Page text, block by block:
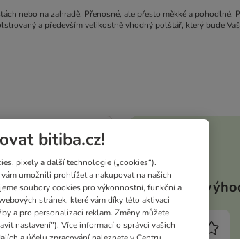
nebo na zahradě. Přenosné, ale přesto měkké a
a především velikostně vhodný polštář, který bude
Vaše
bitiba.cz!
pixely a další technologie („cookies“).
umožnili prohlížet a nakupovat na našich
soubory cookies pro výkonnostní, funkční a
stránek, které vám díky této aktivaci
a pro personalizaci reklam. Změny můžete
nastavení"). Více informací o správci vašich